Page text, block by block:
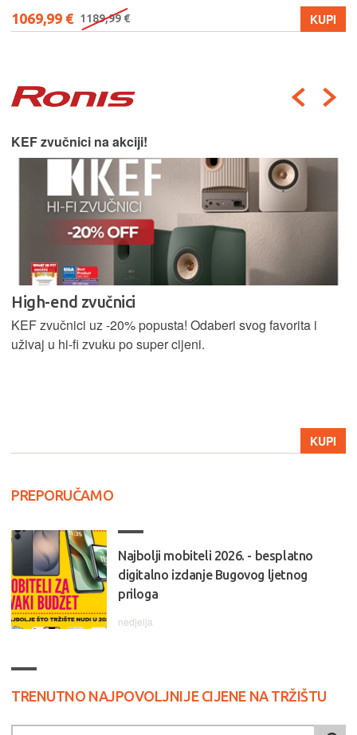
1069,99 € 1189,99 € KUPI
KEF zvučnici na akciji!
High-end zvučnici
KEF zvučnici uz -20% popusta! Odaberi svog favorita i
uživaj u hi-fi zvuku po super cijeni.
KUPI
PREPORUČAMO
Najbolji mobiteli 2026. - besplatno
digitalno izdanje Bugovog ljetnog
priloga
nedjelja
TRENUTNO NAJPOVOLJNIJE CIJENE NA TRŽIŠTU